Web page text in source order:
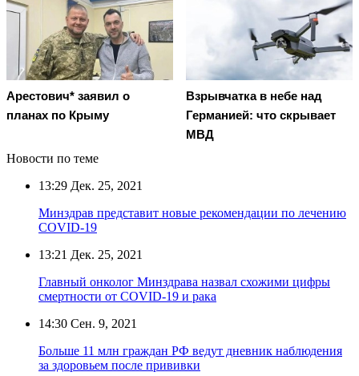
Арестович* заявил о
планах по Крыму
Взрывчатка в небе над
Германией: что скрывает
МВД
Новости по теме
13:29 Дек. 25, 2021
Минздрав представит новые рекомендации по лечению
COVID-19
13:21 Дек. 25, 2021
Главный онколог Минздрава назвал схожими цифры
смертности от COVID-19 и рака
14:30 Сен. 9, 2021
Больше 11 млн граждан РФ ведут дневник наблюдения
за здоровьем после прививки